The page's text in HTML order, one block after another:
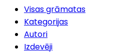
Visas grāmatas
Kategorijas
Autori
Izdevēji